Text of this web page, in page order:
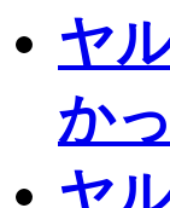
ヤ
か
ヤ